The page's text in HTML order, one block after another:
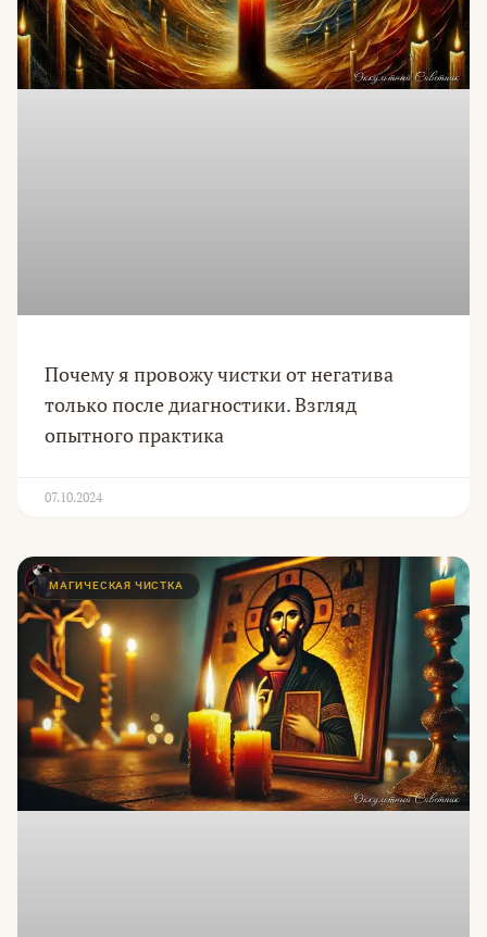
Почему я провожу чистки от негатива
только после диагностики. Взгляд
опытного практика
07.10.2024
МАГИЧЕСКАЯ ЧИСТКА